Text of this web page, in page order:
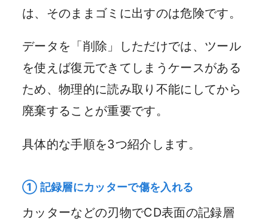
は、そのままゴミに出すのは危険です。
データを「削除」しただけでは、ツール
を使えば復元できてしまうケースがある
ため、物理的に読み取り不能にしてから
廃棄することが重要です。
具体的な手順を3つ紹介します。
① 記録層にカッターで傷を入れる
カッターなどの刃物でCD表面の記録層